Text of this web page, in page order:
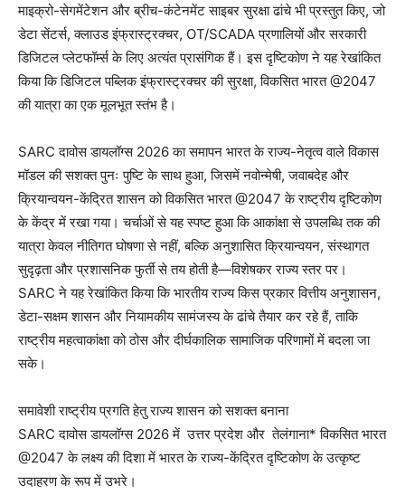
माइक्रो-सेगमेंटेशन और ब्रीच-कंटेनमेंट साइबर सुरक्षा ढांचे भी प्रस्तुत किए, जो
डेटा सेंटर्स, क्लाउड इंफ्रास्ट्रक्चर, OT/SCADA प्रणालियों और सरकारी
डिजिटल प्लेटफॉर्म्स के लिए अत्यंत प्रासंगिक हैं। इस दृष्टिकोण ने यह रेखांकित
किया कि डिजिटल पब्लिक इंफ्रास्ट्रक्चर की सुरक्षा, विकसित भारत @2047
की यात्रा का एक मूलभूत स्तंभ है।
SARC दावोस डायलॉग्स 2026 का समापन भारत के राज्य-नेतृत्व वाले विकास
मॉडल की सशक्त पुनः पुष्टि के साथ हुआ, जिसमें नवोन्मेषी, जवाबदेह और
क्रियान्वयन-केंद्रित शासन को विकसित भारत @2047 के राष्ट्रीय दृष्टिकोण
के केंद्र में रखा गया। चर्चाओं से यह स्पष्ट हुआ कि आकांक्षा से उपलब्धि तक की
यात्रा केवल नीतिगत घोषणा से नहीं, बल्कि अनुशासित क्रियान्वयन, संस्थागत
सुदृढ़ता और प्रशासनिक फुर्ती से तय होती है—विशेषकर राज्य स्तर पर।
SARC ने यह रेखांकित किया कि भारतीय राज्य किस प्रकार वित्तीय अनुशासन,
डेटा-सक्षम शासन और नियामकीय सामंजस्य के ढांचे तैयार कर रहे हैं, ताकि
राष्ट्रीय महत्वाकांक्षा को ठोस और दीर्घकालिक सामाजिक परिणामों में बदला जा
सके।
समावेशी राष्ट्रीय प्रगति हेतु राज्य शासन को सशक्त बनाना
SARC दावोस डायलॉग्स 2026 में उत्तर प्रदेश और तेलंगाना* विकसित भारत
@2047 के लक्ष्य की दिशा में भारत के राज्य-केंद्रित दृष्टिकोण के उत्कृष्ट
उदाहरण के रूप में उभरे।